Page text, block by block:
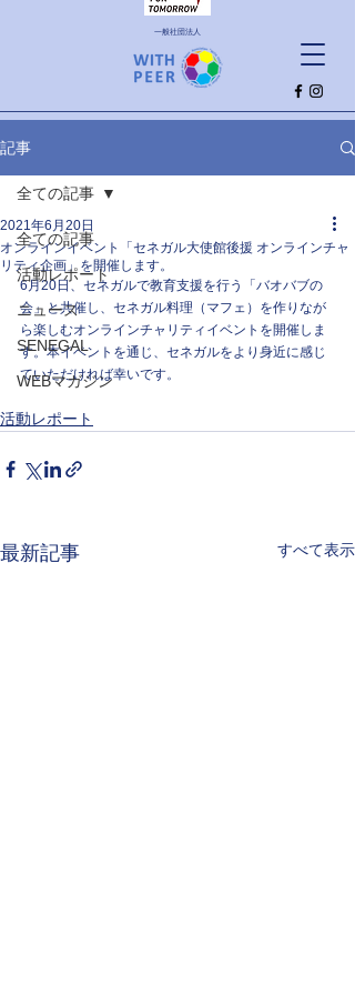
一般社団法人
記事
全ての記事
活動レポート
ニュース
SENEGAL
WEBマガジン
全ての記事
オンラインイベント「セネガル大使館後援 オンラインチャ
リティ企画」を開催します。
2021年6月20日
6月20日、セネガルで教育支援を行う「バオバブの
会」と共催し、セネガル料理（マフェ）を作りなが
ら楽しむオンラインチャリティイベントを開催しま
す。本イベントを通じ、セネガルをより身近に感じ
ていただければ幸いです。
活動レポート
最新記事 すべて表示